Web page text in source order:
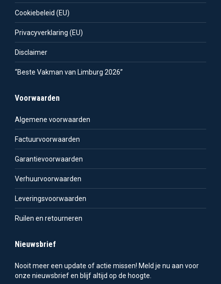
Cookiebeleid (EU)
Privacyverklaring (EU)
Disclaimer
“Beste Vakman van Limburg 2026”
Voorwaarden
Algemene voorwaarden
Factuurvoorwaarden
Garantievoorwaarden
Verhuurvoorwaarden
Leveringsvoorwaarden
Ruilen en retourneren
Nieuwsbrief
Nooit meer een update of actie missen! Meld je nu aan voor
onze nieuwsbrief en blijf altijd op de hoogte.